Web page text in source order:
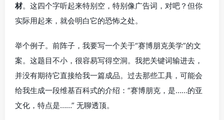
材。这四个字听起来特别空，特别像广告词，对吧？但你
实际用起来，就会明白它的恐怖之处。
举个例子。前阵子，我要写一个关于“赛博朋克美学”的文
案。这题目不小，很容易写得空洞。我把关键词输进去，
并没有期待它直接给我一篇成品。过去那些工具，可能会
给我生成一段维基百科式的介绍：“赛博朋克，是……的亚
文化，特点是……” 无聊透顶。